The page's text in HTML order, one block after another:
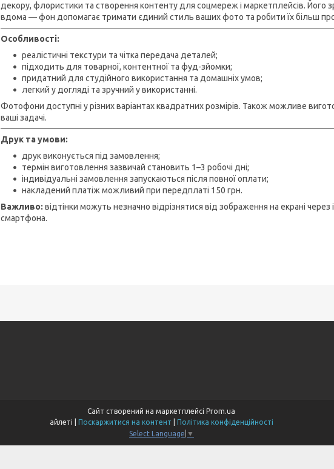
декору, флористики та створення контенту для соцмереж і маркетплейсів. Його
вдома — фон допомагає тримати єдиний стиль ваших фото та робити їх більш
Особливості:
реалістичні текстури та чітка передача деталей;
підходить для товарної, контентної та фуд-зйомки;
придатний для студійного використання та домашніх умов;
легкий у догляді та зручний у використанні.
Фотофони доступні у різних варіантах квадратних розмірів. Також можливе
ваші задачі.
Друк та умови:
друк виконується під замовлення;
термін виготовлення зазвичай становить 1–3 робочі дні;
індивідуальні замовлення запускаються після повної оплати;
накладений платіж можливий при передплаті 150 грн.
Важливо: відтінки можуть незначно відрізнятися від зображення на екрані
смартфона.
Сайт створений на маркетплейсі Prom.ua
Поскаржитися на контент
Політика конфіденційності
Select Language ▼